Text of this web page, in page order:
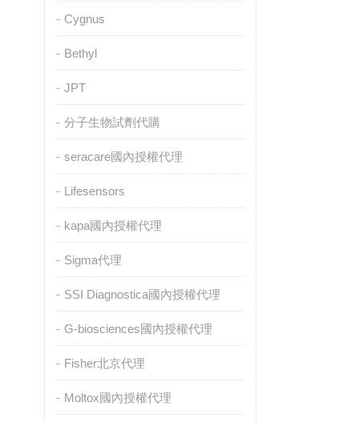
Cygnus
Bethyl
JPT
分子生物試劑代購
seracare國內授權代理
Lifesensors
kapa國內授權代理
Sigma代理
SSI Diagnostica國內授權代理
G-biosciences國內授權代理
Fisher北京代理
Moltox國內授權代理